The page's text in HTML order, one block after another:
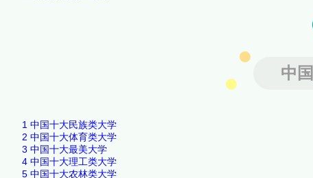
中
1 中国十大民族类大学
2 中国十大体育类大学
3 中国十大最美大学
4 中国十大理工类大学
5 中国十大农林类大学